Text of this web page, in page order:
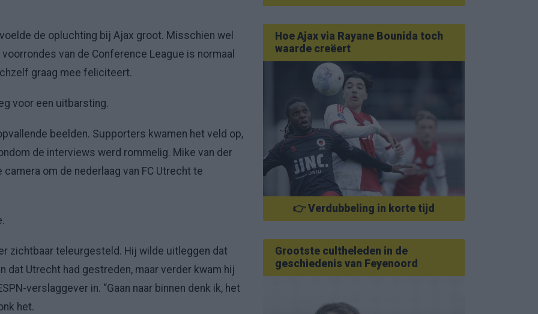
de opluchting bij Ajax groot. Misschien wel
van de Conference League is normaal
graag mee feliciteert.
voor een uitbarsting.
beelden. Supporters kwamen het veld op,
de interviews werd rommelig. Mike van der
om de nederlaag van FC Utrecht te
zichtbaar teleurgesteld. Hij wilde uitleggen dat
dat Utrecht had gestreden, maar verder kwam hij
verslaggever in. “Gaan naar binnen denk ik, het
het.
Hoe Ajax via Rayane Bounida toch
waarde creëert
👉 Verdubbeling in korte tijd
Grootste cultheleden in de
geschiedenis van Feyenoord